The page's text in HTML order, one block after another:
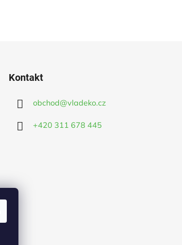
Kontakt
obchod@vladeko.cz
+420 311 678 445